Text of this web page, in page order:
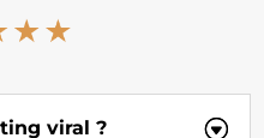
viral ?